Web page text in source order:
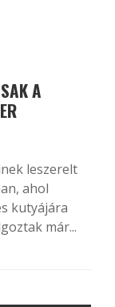
A
leszerelt
ahol
kutyájára
már...